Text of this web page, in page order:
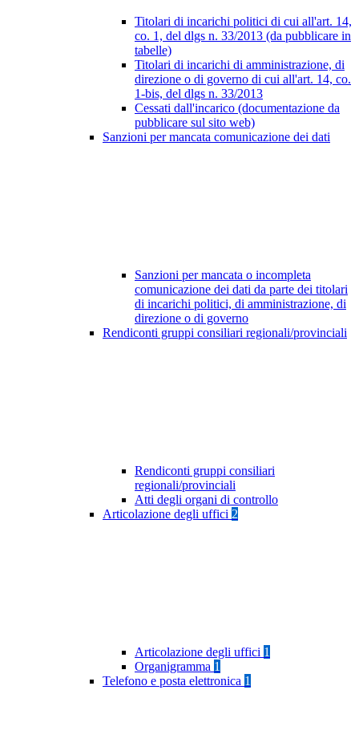
Titolari di incarichi politici di cui all'art. 14,
co. 1, del dlgs n. 33/2013 (da pubblicare in
tabelle)
Titolari di incarichi di amministrazione, di
direzione o di governo di cui all'art. 14, co.
1-bis, del dlgs n. 33/2013
Cessati dall'incarico (documentazione da
pubblicare sul sito web)
Sanzioni per mancata comunicazione dei dati
Sanzioni per mancata o incompleta
comunicazione dei dati da parte dei titolari
di incarichi politici, di amministrazione, di
direzione o di governo
Rendiconti gruppi consiliari regionali/provinciali
Rendiconti gruppi consiliari
regionali/provinciali
Atti degli organi di controllo
Articolazione degli uffici 2
Articolazione degli uffici 1
Organigramma 1
Telefono e posta elettronica 1